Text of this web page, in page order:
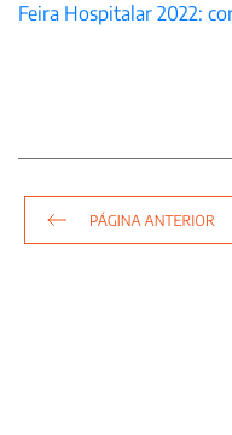
Feira Hospitalar 2022:
Navegação